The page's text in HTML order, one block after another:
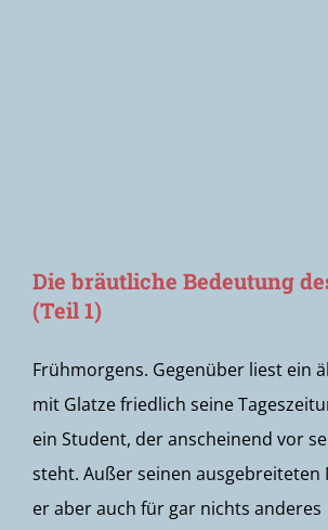
Die bräutliche Bedeutung
(Teil 1)
Frühmorgens. Gegenüber liest ein
mit Glatze friedlich seine
ein Student, der anscheinend vor
steht. Außer seinen ausgebreiteten
er aber auch für gar nichts anderes